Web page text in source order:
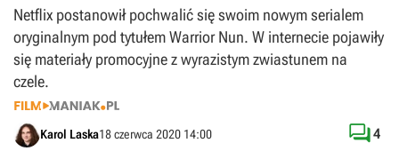
Netflix postanowił pochwalić się swoim nowym serialem
oryginalnym pod tytułem Warrior Nun. W internecie pojawiły
się materiały promocyjne z wyrazistym zwiastunem na
czele.
Karol Laska18 czerwca 2020 14:00 4